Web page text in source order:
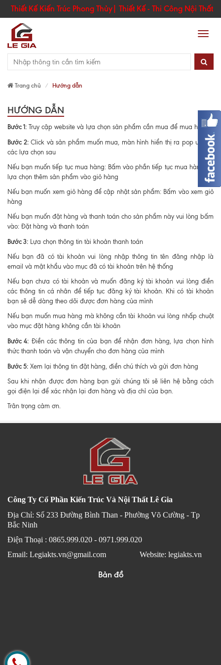
Thiết Kế Kiến Trúc Phong Thủy| Thiết Kế - Thi Công Nội Thất
Trang chủ Hướng dẫn
HƯỚNG DẪN
Bước 1: Truy cập website và lựa chọn sản phẩm cần mua để mua hàng
Bước 2:Click và sản phẩm muốn mua, màn hình hiển thị ra pop up với
các lựa chọn sau
Nếu bạn muốn tiếp tục mua hàng: Bấm vào phần tiếp tục mua hàng để
lựa chọn thêm sản phẩm vào giỏ hàng
Nếu bạn muốn xem giỏ hàng để cập nhật sản phẩm: Bấm vào xem giỏ
hàng
Nếu bạn muốn đặt hàng và thanh toán cho sản phẩm này vui lòng bấm
vào: Đặt hàng và thanh toán
Bước 3: Lựa chọn thông tin tài khoản thanh toán
Nếu bạn đã có tài khoản vui lòng nhập thông tin tên đăng nhập là
email và mật khẩu vào mục đã có tài khoản trên hệ thống
Nếu bạn chưa có tài khoản và muốn đăng ký tài khoản vui lòng điền
các thông tin cá nhân để tiếp tục đăng ký tài khoản. Khi có tài khoản
bạn sẽ dễ dàng theo dõi được đơn hàng của mình
Nếu bạn muốn mua hàng mà không cần tài khoản vui lòng nhấp chuột
vào mục đặt hàng không cần tài khoản
Bước 4: Điền các thông tin của bạn để nhận đơn hàng, lựa chọn hình
thức thanh toán và vận chuyển cho đơn hàng của mình
Bước 5: Xem lại thông tin đặt hàng, điền chú thích và gửi đơn hàng
Sau khi nhận được đơn hàng bạn gửi chúng tôi sẽ liên hệ bằng cách
gọi điện lại để xác nhận lại đơn hàng và địa chỉ của bạn.
Trân trọng cảm ơn.
Công Ty Cổ Phần Kiến Trúc Và Nội Thất Lê Gia
Địa Chỉ: Số 233 Đường Bình Than - Phường Võ Cường - Tp
Bắc Ninh
Điện Thoại : 0865.999.020 - 0971.999.020
Email: Legiakts.vn@gmail.com Website: legiakts.vn
Bản đồ